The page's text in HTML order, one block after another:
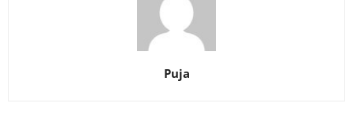
Puja